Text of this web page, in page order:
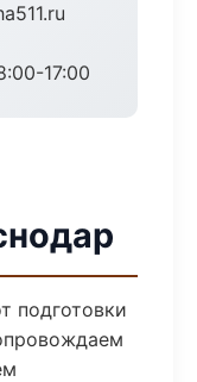
17:00
подготовки